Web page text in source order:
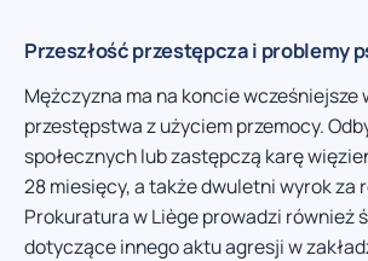
Przeszłość przestępcza i problemy
Mężczyzna ma na koncie wcześniejsze
przestępstwa z użyciem przemocy.
społecznych lub zastępczą karę
28 miesięcy, a także dwuletni wyrok za
Prokuratura w Liège prowadzi również
dotyczące innego aktu agresji w